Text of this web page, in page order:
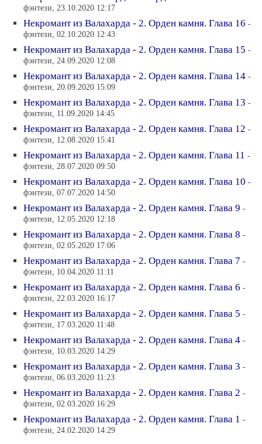
фэнтези, 23.10.2020 12:17
Некромант из Валахарда - 2. Орден камня. Глава 16 -
фэнтези, 02.10.2020 12:43
Некромант из Валахарда - 2. Орден камня. Глава 15 -
фэнтези, 24.09.2020 12:08
Некромант из Валахарда - 2. Орден камня. Глава 14 -
фэнтези, 20.09.2020 15:09
Некромант из Валахарда - 2. Орден камня. Глава 13 -
фэнтези, 11.09.2020 14:45
Некромант из Валахарда - 2. Орден камня. Глава 12 -
фэнтези, 12.08.2020 15:41
Некромант из Валахарда - 2. Орден камня. Глава 11 -
фэнтези, 28.07.2020 09:50
Некромант из Валахарда - 2. Орден камня. Глава 10 -
фэнтези, 07.07.2020 14:50
Некромант из Валахарда - 2. Орден камня. Глава 9 -
фэнтези, 12.05.2020 12:18
Некромант из Валахарда - 2. Орден камня. Глава 8 -
фэнтези, 02.05.2020 17:06
Некромант из Валахарда - 2. Орден камня. Глава 7 -
фэнтези, 10.04.2020 11:11
Некромант из Валахарда - 2. Орден камня. Глава 6 -
фэнтези, 22.03.2020 16:17
Некромант из Валахарда - 2. Орден камня. Глава 5 -
фэнтези, 17.03.2020 11:48
Некромант из Валахарда - 2. Орден камня. Глава 4 -
фэнтези, 10.03.2020 14:29
Некромант из Валахарда - 2. Орден камня. Глава 3 -
фэнтези, 06.03.2020 11:23
Некромант из Валахарда - 2. Орден камня. Глава 2 -
фэнтези, 02.03.2020 16:29
Некромант из Валахарда - 2. Орден камня. Глава 1 -
фэнтези, 24.02.2020 14:29